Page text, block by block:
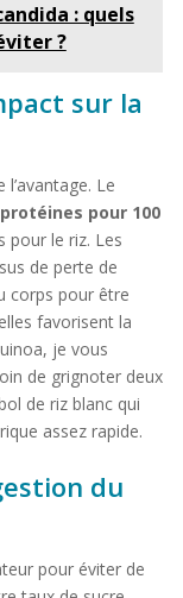
: quels
?
sur la
Le
pour 100
pour le riz. Les
de perte de
corps pour être
favorisent la
je vous
de grignoter deux
de riz blanc qui
assez rapide.
du
pour éviter de